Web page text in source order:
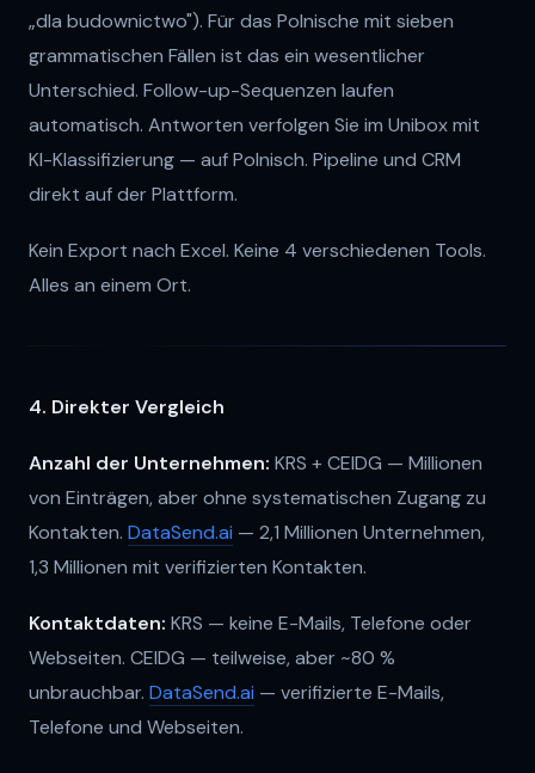
„dla budownictwo"). Für das Polnische mit sieben
grammatischen Fällen ist das ein wesentlicher
Unterschied. Follow-up-Sequenzen laufen
automatisch. Antworten verfolgen Sie im Unibox mit
KI-Klassifizierung — auf Polnisch. Pipeline und CRM
direkt auf der Plattform.
Kein Export nach Excel. Keine 4 verschiedenen Tools.
Alles an einem Ort.
4. Direkter Vergleich
Anzahl der Unternehmen: KRS + CEIDG — Millionen
von Einträgen, aber ohne systematischen Zugang zu
Kontakten. DataSend.ai — 2,1 Millionen Unternehmen,
1,3 Millionen mit verifizierten Kontakten.
Kontaktdaten: KRS — keine E-Mails, Telefone oder
Webseiten. CEIDG — teilweise, aber ~80 %
unbrauchbar. DataSend.ai — verifizierte E-Mails,
Telefone und Webseiten.